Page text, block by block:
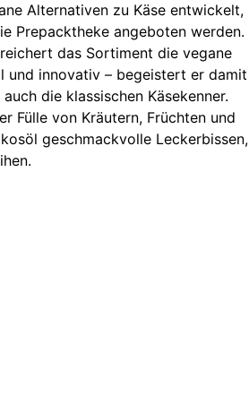
Alternativen zu Käse entwickelt,
Prepacktheke angeboten werden.
das Sortiment die vegane
innovativ – begeistert er damit
die klassischen Käsekenner.
Fülle von Kräutern, Früchten und
geschmackvolle Leckerbissen,